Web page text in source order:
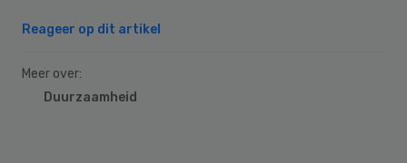
Reageer op dit artikel
Meer over:
Duurzaamheid